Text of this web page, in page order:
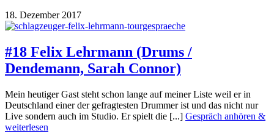
18. Dezember 2017
#18 Felix Lehrmann (Drums /
Dendemann, Sarah Connor)
Mein heutiger Gast steht schon lange auf meiner Liste weil er in
Deutschland einer der gefragtesten Drummer ist und das nicht nur
Live sondern auch im Studio. Er spielt die [...] Gespräch anhören &
weiterlesen